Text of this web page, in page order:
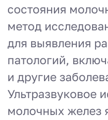
состояния
метод
для выявления
патологий,
и другие
Ультразвуковое
молочных желез